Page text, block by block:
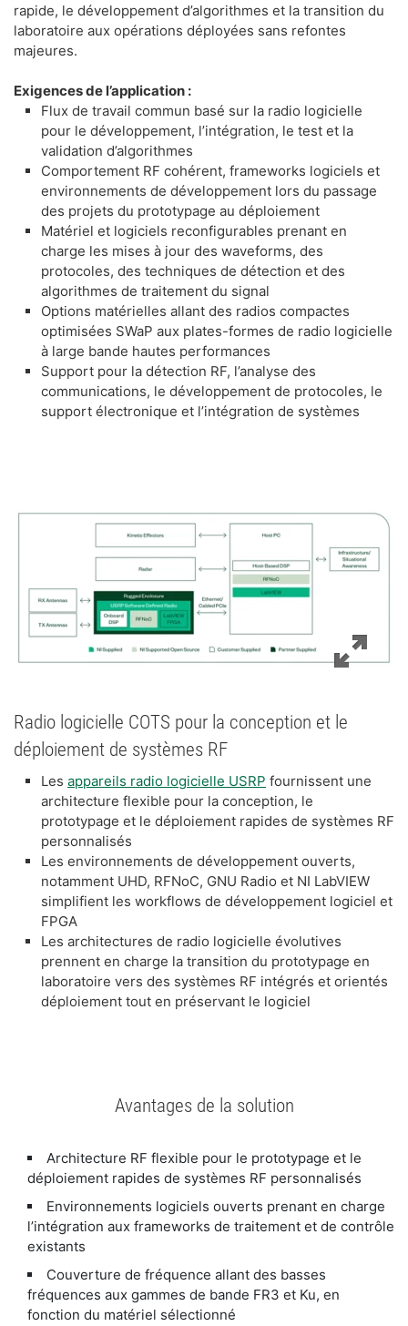
rapide, le développement d’algorithmes et la transition du
laboratoire aux opérations déployées sans refontes
majeures.
Exigences de l’application :
Flux de travail commun basé sur la radio logicielle
pour le développement, l’intégration, le test et la
validation d’algorithmes
Comportement RF cohérent, frameworks logiciels et
environnements de développement lors du passage
des projets du prototypage au déploiement
Matériel et logiciels reconfigurables prenant en
charge les mises à jour des waveforms, des
protocoles, des techniques de détection et des
algorithmes de traitement du signal
Options matérielles allant des radios compactes
optimisées SWaP aux plates-formes de radio logicielle
à large bande hautes performances
Support pour la détection RF, l’analyse des
communications, le développement de protocoles, le
support électronique et l’intégration de systèmes
Radio logicielle COTS pour la conception et le
déploiement de systèmes RF
Les appareils radio logicielle USRP fournissent une
architecture flexible pour la conception, le
prototypage et le déploiement rapides de systèmes RF
personnalisés
Les environnements de développement ouverts,
notamment UHD, RFNoC, GNU Radio et NI LabVIEW
simplifient les workflows de développement logiciel et
FPGA
Les architectures de radio logicielle évolutives
prennent en charge la transition du prototypage en
laboratoire vers des systèmes RF intégrés et orientés
déploiement tout en préservant le logiciel
Avantages de la solution
Architecture RF flexible pour le prototypage et le
déploiement rapides de systèmes RF personnalisés
Environnements logiciels ouverts prenant en charge
l’intégration aux frameworks de traitement et de contrôle
existants
Couverture de fréquence allant des basses
fréquences aux gammes de bande FR3 et Ku, en
fonction du matériel sélectionné